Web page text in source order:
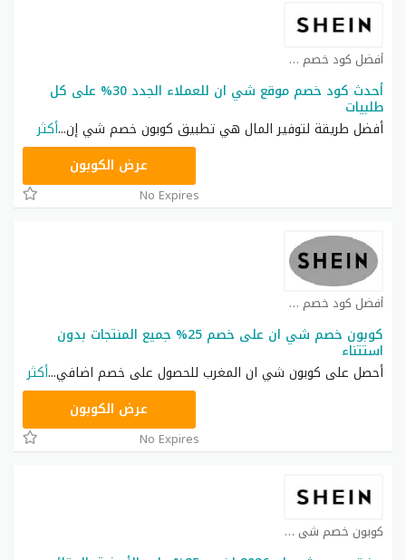
أفضل كود خصم شي ان كوبون
أحدث كود خصم موقع شي ان للعملاء الجدد 30% على كل
طلبيات
أفضل طريقة لتوفير المال هي تطبيق كوبون خصم شي إن...أكثر
عرض الكوبون
No Expires
أفضل كود خصم شي ان كوبون
كوبون خصم شي ان على خصم 25% جميع المنتجات بدون
استتناء
أحصل على كوبون شي ان المغرب للحصول على خصم اضافي...أكثر
عرض الكوبون
No Expires
كوبون خصم شي ان كوبون